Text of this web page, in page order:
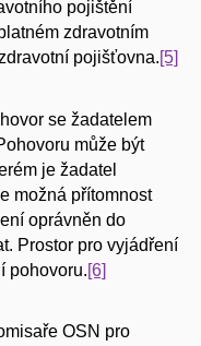
pojištění
zdravotním
pojišťovna.[5]
se žadatelem
může být
je žadatel
možná přítomnost
oprávněn do
Prostor pro vyjádření
pohovoru.[6]
OSN pro